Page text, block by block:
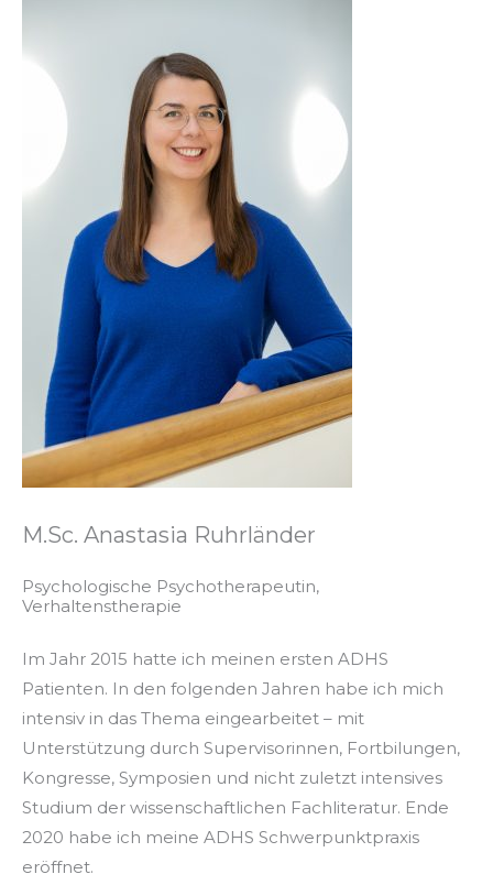
M.Sc. Anastasia Ruhrländer
Psychologische Psychotherapeutin,
Verhaltenstherapie
Im Jahr 2015 hatte ich meinen ersten ADHS
Patienten. In den folgenden Jahren habe ich mich
intensiv in das Thema eingearbeitet – mit
Unterstützung durch Supervisorinnen, Fortbilungen,
Kongresse, Symposien und nicht zuletzt intensives
Studium der wissenschaftlichen Fachliteratur. Ende
2020 habe ich meine ADHS Schwerpunktpraxis
eröffnet.